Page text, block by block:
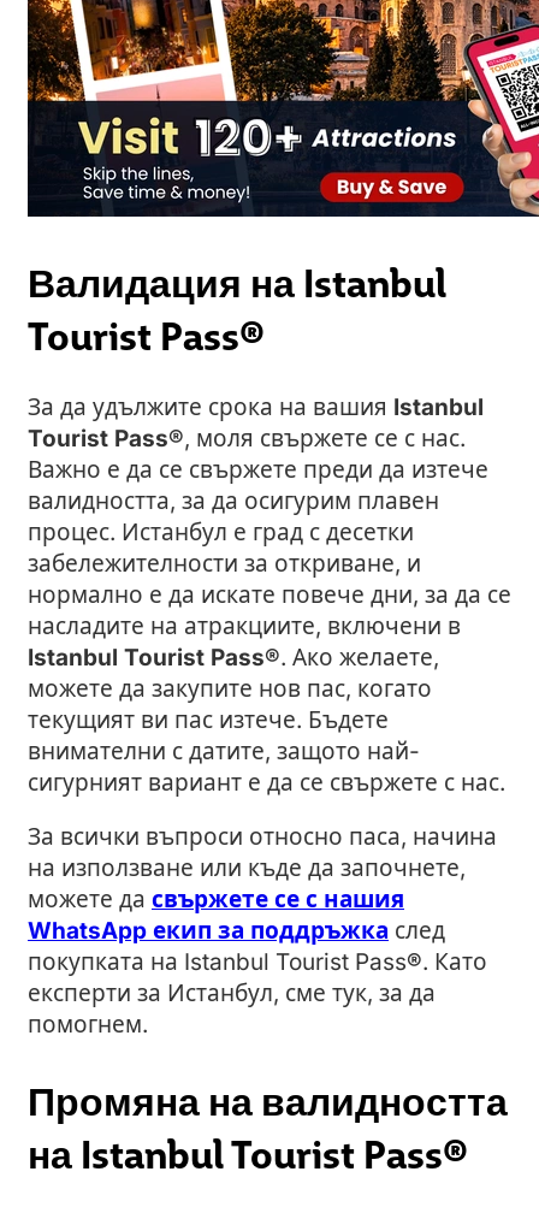
Валидация на Istanbul
Tourist Pass®
За да удължите срока на вашия Istanbul
Tourist Pass®, моля свържете се с нас.
Важно е да се свържете преди да изтече
валидността, за да осигурим плавен
процес. Истанбул е град с десетки
забележителности за откриване, и
нормално е да искате повече дни, за да се
насладите на атракциите, включени в
Istanbul Tourist Pass®. Ако желаете,
можете да закупите нов пас, когато
текущият ви пас изтече. Бъдете
внимателни с датите, защото най-
сигурният вариант е да се свържете с нас.
За всички въпроси относно паса, начина
на използване или къде да започнете,
можете да свържете се с нашия
WhatsApp екип за поддръжка след
покупката на Istanbul Tourist Pass®. Като
експерти за Истанбул, сме тук, за да
помогнем.
Промяна на валидността
на Istanbul Tourist Pass®